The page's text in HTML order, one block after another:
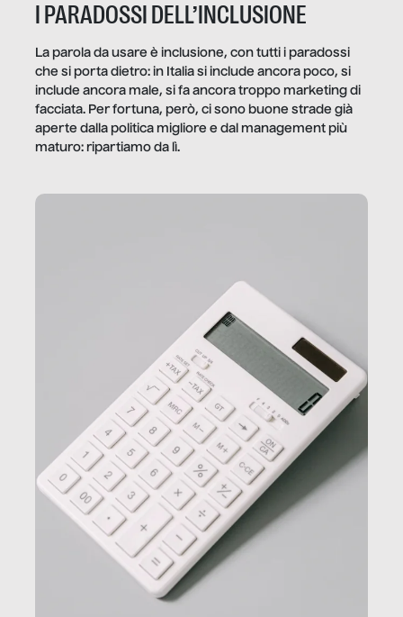
I PARADOSSI DELL’INCLUSIONE
La parola da usare è inclusione, con tutti i paradossi
che si porta dietro: in Italia si include ancora poco, si
include ancora male, si fa ancora troppo marketing di
facciata. Per fortuna, però, ci sono buone strade già
aperte dalla politica migliore e dal management più
maturo: ripartiamo da lì.